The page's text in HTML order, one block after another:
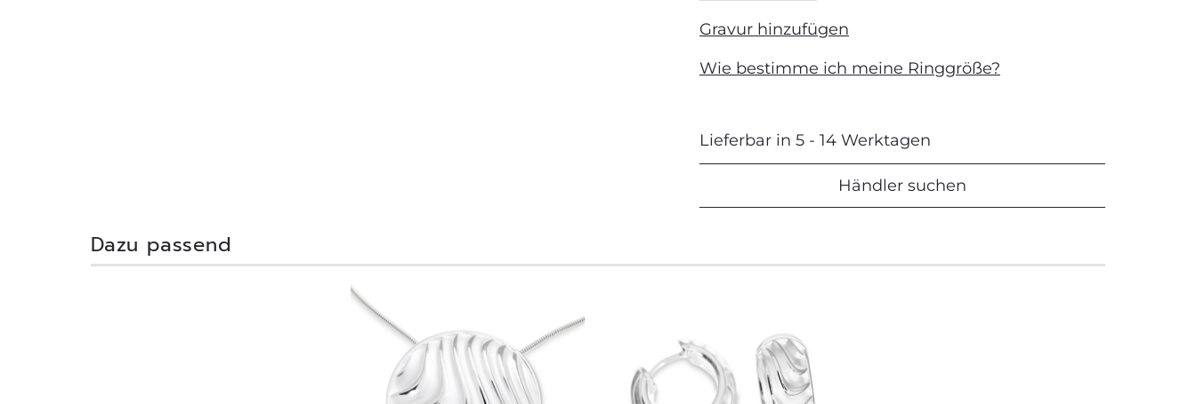
Gravur hinzufügen
Wie bestimme ich meine Ringgröße?
Lieferbar in 5 - 14 Werktagen
Händler suchen
Dazu passend